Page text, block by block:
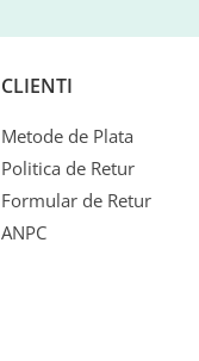
CLIENTI
Metode de Plata
Politica de Retur
Formular de Retur
ANPC